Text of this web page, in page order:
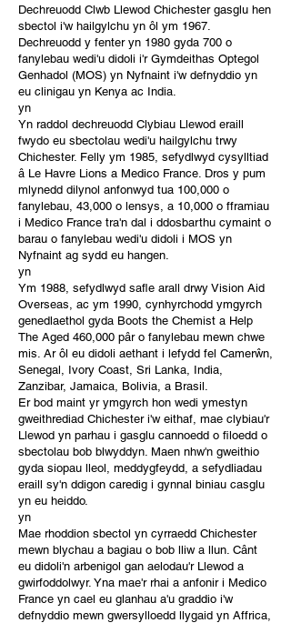
Dechreuodd Clwb Llewod Chichester gasglu hen
sbectol i'w hailgylchu yn ôl ym 1967.
Dechreuodd y fenter yn 1980 gyda 700 o
fanylebau wedi'u didoli i'r Gymdeithas Optegol
Genhadol (MOS) yn Nyfnaint i'w defnyddio yn
eu clinigau yn Kenya ac India.
yn
Yn raddol dechreuodd Clybiau Llewod eraill
fwydo eu sbectolau wedi'u hailgylchu trwy
Chichester. Felly ym 1985, sefydlwyd cysylltiad
â Le Havre Lions a Medico France. Dros y pum
mlynedd dilynol anfonwyd tua 100,000 o
fanylebau, 43,000 o lensys, a 10,000 o fframiau
i Medico France tra'n dal i ddosbarthu cymaint o
barau o fanylebau wedi'u didoli i MOS yn
Nyfnaint ag sydd eu hangen.
yn
Ym 1988, sefydlwyd safle arall drwy Vision Aid
Overseas, ac ym 1990, cynhyrchodd ymgyrch
genedlaethol gyda Boots the Chemist a Help
The Aged 460,000 pâr o fanylebau mewn chwe
mis. Ar ôl eu didoli aethant i lefydd fel Camerŵn,
Senegal, Ivory Coast, Sri Lanka, India,
Zanzibar, Jamaica, Bolivia, a Brasil.
Er bod maint yr ymgyrch hon wedi ymestyn
gweithrediad Chichester i'w eithaf, mae clybiau'r
Llewod yn parhau i gasglu cannoedd o filoedd o
sbectolau bob blwyddyn. Maen nhw'n gweithio
gyda siopau lleol, meddygfeydd, a sefydliadau
eraill sy'n ddigon caredig i gynnal biniau casglu
yn eu heiddo.
yn
Mae rhoddion sbectol yn cyrraedd Chichester
mewn blychau a bagiau o bob lliw a llun. Cânt
eu didoli'n arbenigol gan aelodau'r Llewod a
gwirfoddolwyr. Yna mae'r rhai a anfonir i Medico
France yn cael eu glanhau a'u graddio i'w
defnyddio mewn gwersylloedd llygaid yn Affrica,